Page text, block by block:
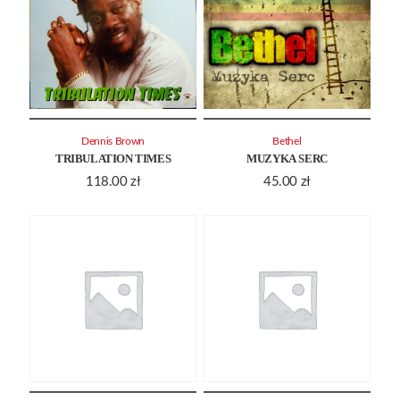
TRIBULATION TIMES
118.00 zł
Dennis Brown
MUZYKA SERC
45.00 zł
Bethel